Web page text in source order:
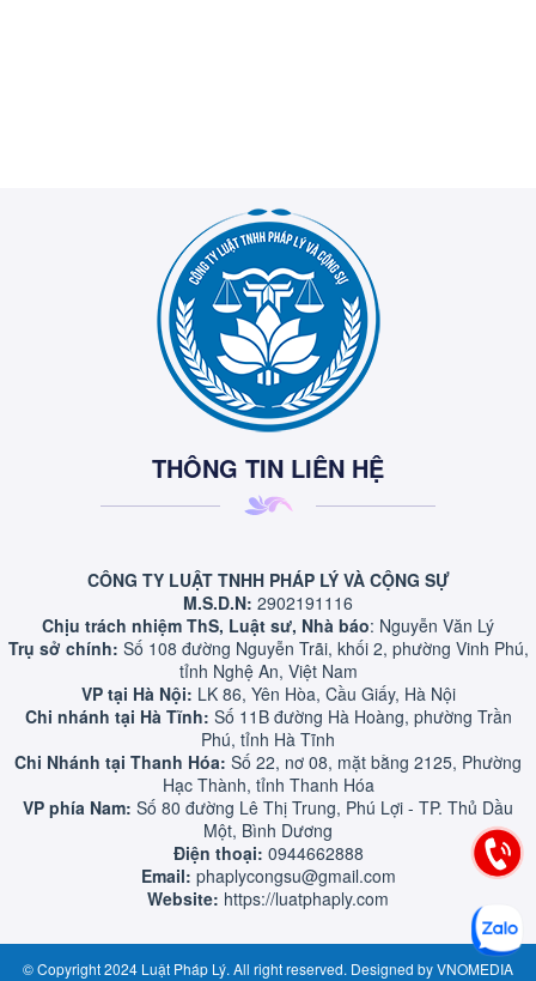
THÔNG TIN LIÊN HỆ
CÔNG TY LUẬT TNHH PHÁP LÝ VÀ CỘNG SỰ
M.S.D.N: 2902191116
Chịu trách nhiệm ThS, Luật sư, Nhà báo: Nguyễn Văn Lý
Trụ sở chính: Số 108 đường Nguyễn Trãi, khối 2, phường Vinh Phú,
tỉnh Nghệ An, Việt Nam
VP tại Hà Nội: LK 86, Yên Hòa, Cầu Giấy, Hà Nội
Chi nhánh tại Hà Tĩnh: Số 11B đường Hà Hoàng, phường Trần
Phú, tỉnh Hà Tĩnh
Chi Nhánh tại Thanh Hóa: Số 22, nơ 08, mặt bằng 2125, Phường
Hạc Thành, tỉnh Thanh Hóa
VP phía Nam: Số 80 đường Lê Thị Trung, Phú Lợi - TP. Thủ Dầu
Một, Bình Dương
Điện thoại: 0944662888
Email: phaplycongsu@gmail.com
Website: https://luatphaply.com
© Copyright 2024 Luật Pháp Lý. All right reserved. Designed byVNOMEDIA